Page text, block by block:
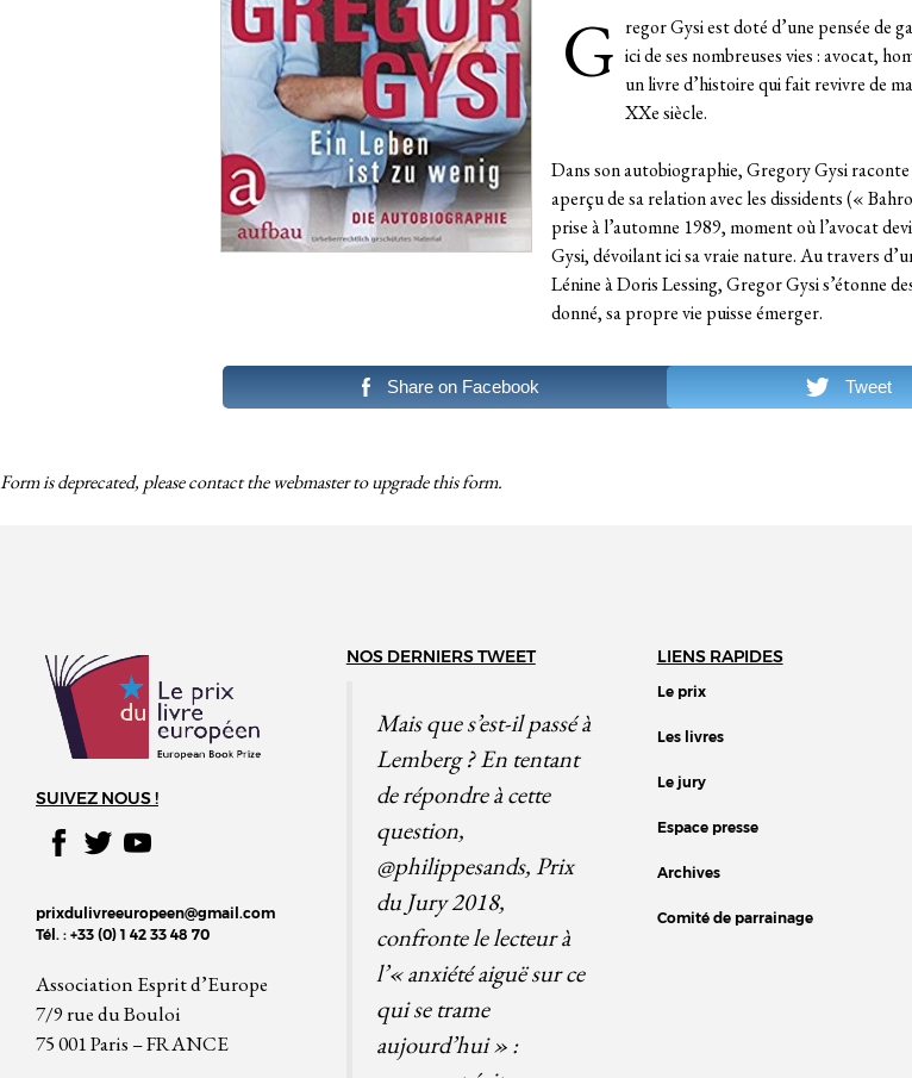
G regor Gysi est doté d’une pensée de
ici de ses nombreuses vies : avocat,
un livre d’histoire qui fait revivre de
XXe siècle.
Dans son autobiographie, Gregory Gysi
aperçu de sa relation avec les dissidents («
prise à l’automne 1989, moment où l’avocat
Gysi, dévoilant ici sa vraie nature. Au travers
Lénine à Doris Lessing, Gregor Gysi s’étonne
donné, sa propre vie puisse émerger.
Share on Facebook Tweet
Form is deprecated, please contact the webmaster toupgradethis form.
SUIVEZ NOUS !
prixdulivreeuropeen@gmail.com
Tél. : +33 (0) 1 42 33 48 70
Association Esprit d’Europe
7/9 rue du Bouloi
75 001 Paris – FRANCE
NOS DERNIERS TWEET
Mais que s’est-il passé à
Lemberg ? En tentant
de répondre à cette
question,
@philippesands, Prix
du Jury 2018,
confronte le lecteur à
l’« anxiété aiguë sur ce
qui se trame
aujourd’hui » :
LIENS RAPIDES
Le prix
Les livres
Le jury
Espace presse
Archives
Comité de parrainage